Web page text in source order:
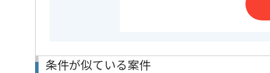
条件が似ている案件